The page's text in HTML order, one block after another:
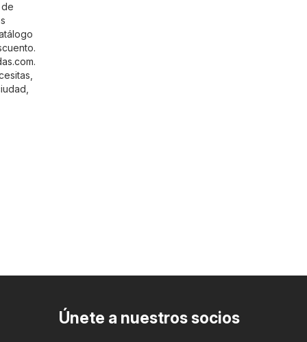
.
Únete a nuestros socios